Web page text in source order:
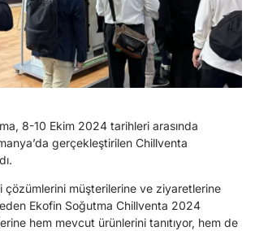
8-10 Ekim 2024 tarihleri arasında
gerçekleştirilen Chillventa
çözümlerini müşterilerine ve ziyaretlerine
Ekofin Soğutma Chillventa 2024
hem mevcut ürünlerini tanıtıyor, hem de